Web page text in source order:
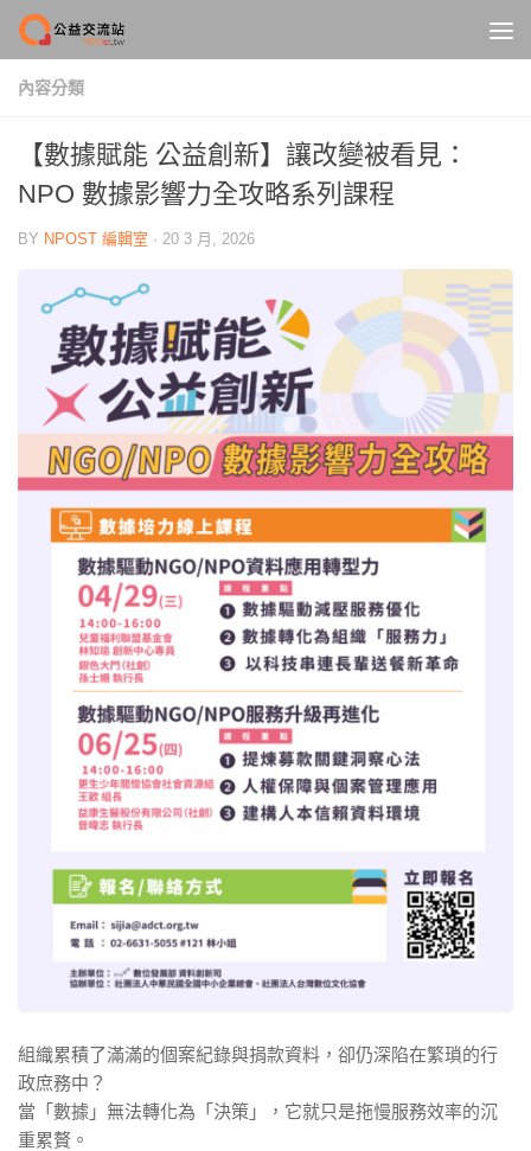
Skip to content
內容分類
【數據賦能 公益創新】讓改變被看見：
NPO 數據影響力全攻略系列課程
BY NPOST 編輯室 · 20 3 月, 2026
組織累積了滿滿的個案紀錄與捐款資料，卻仍深陷在繁瑣的行
政庶務中？
當「數據」無法轉化為「決策」，它就只是拖慢服務效率的沉
重累贅。